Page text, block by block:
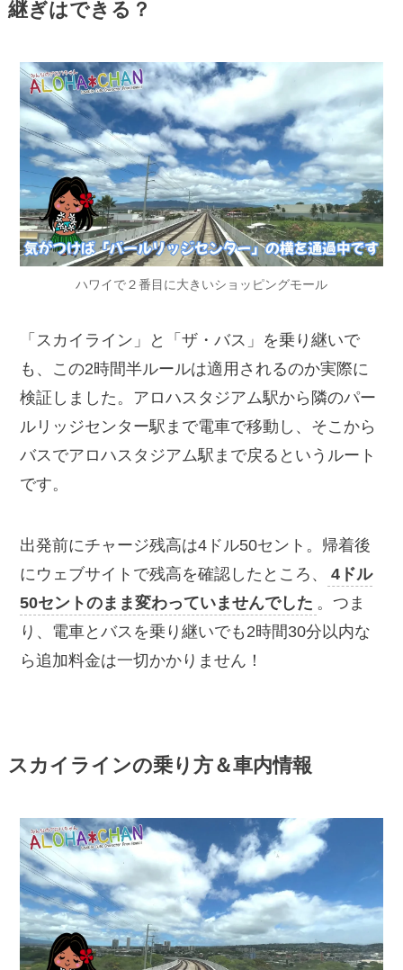
継ぎはできる？
ハワイで２番目に大きいショッピングモール
「スカイライン」と「ザ・バス」を乗り継いで
も、この2時間半ルールは適用されるのか実際に
検証しました。アロハスタジアム駅から隣のパー
ルリッジセンター駅まで電車で移動し、そこから
バスでアロハスタジアム駅まで戻るというルート
です。
出発前にチャージ残高は4ドル50セント。帰着後
にウェブサイトで残高を確認したところ、
4ドル
50セントのまま変わっていませんでした 。つま
り、電車とバスを乗り継いでも2時間30分以内な
ら追加料金は一切かかりません！
スカイラインの乗り方＆車内情報